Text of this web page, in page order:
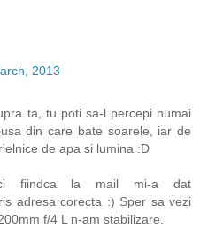
2013
ta, tu poti sa-l percepi numai
din care bate soarele, iar de
de apa si lumina :D
fiindca la mail mi-a dat
adresa corecta :) Sper sa vezi
f/4 L n-am stabilizare.